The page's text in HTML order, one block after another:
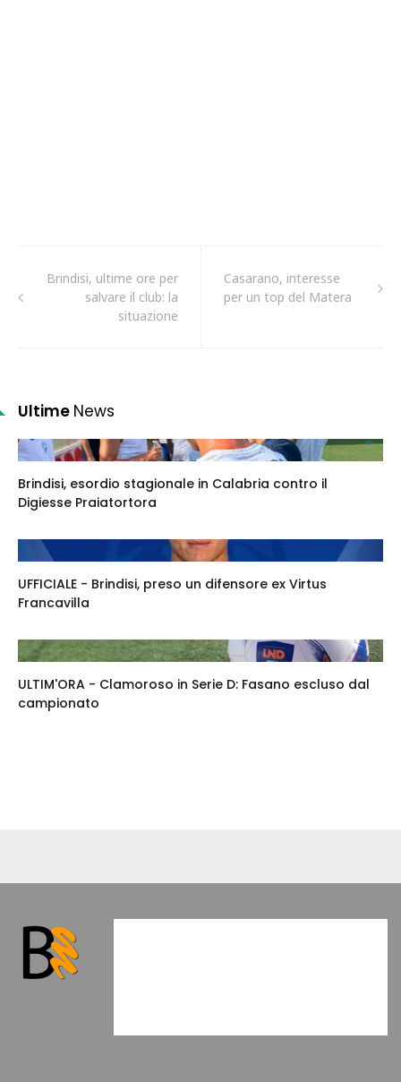
Brindisi, ultime ore per
salvare il club: la
situazione
Casarano, interesse
per un top del Matera
Ultime News
Brindisi, esordio stagionale in Calabria contro il
Digiesse Praiatortora
UFFICIALE - Brindisi, preso un difensore ex Virtus
Francavilla
ULTIM'ORA - Clamoroso in Serie D: Fasano escluso dal
campionato